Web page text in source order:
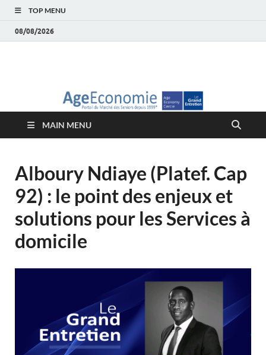
TOP MENU
08/08/2026
économie – Marché
des Seniors
MAIN MENU
Alboury Ndiaye (Platef. Cap
92) : le point des enjeux et
solutions pour les Services à
domicile